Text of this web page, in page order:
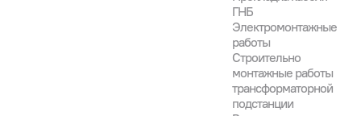
ГНБ
Электромонтажные
работы
Строительно
монтажные работы
трансформаторной
подстанции